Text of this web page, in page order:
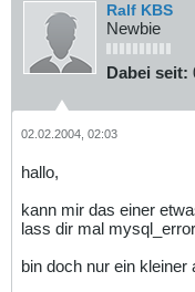
Ralf KBS
Newbie
Dabei seit:
02.02.2004, 02:03
hallo,
kann mir das einer
lass dir mal
bin doch nur ein kleiner